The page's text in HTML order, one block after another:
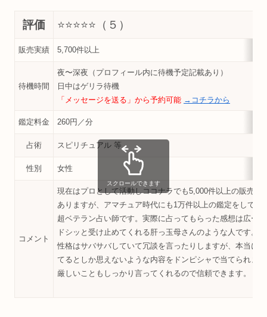
評価 ⭐️⭐️⭐️⭐️⭐️（５）
販売実績 5,700件以上
待機時間
夜〜深夜（プロフィール内に待機予定記載あり）
日中はゲリラ待機
「メッセージを送る」から予約可能 →コチラから
鑑定料金 260円／分
占術 スピリチュアル 等
性別 女性
コメント
現在はプロとして活動しココナラでも5,000件以上の販売実
ありますが、アマチュア時代にも1万件以上の鑑定をしてき
超ベテラン占い師です。実際に占ってもらった感想は広ー
ドシッと受け止めてくれる肝っ玉母さんのような人です。
性格はサバサバしていて冗談を言ったりしますが、本当に
てるとしか思えないような内容をドンピシャで当てられま
厳しいこともしっかり言ってくれるので信頼できます。
スクロールできます